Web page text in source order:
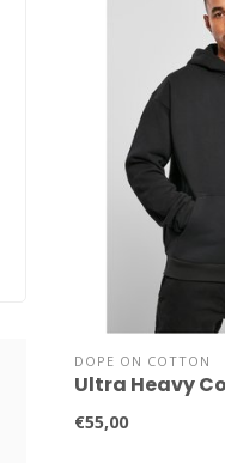
DOPE ON COTTON
Ultra Heavy
€55,00